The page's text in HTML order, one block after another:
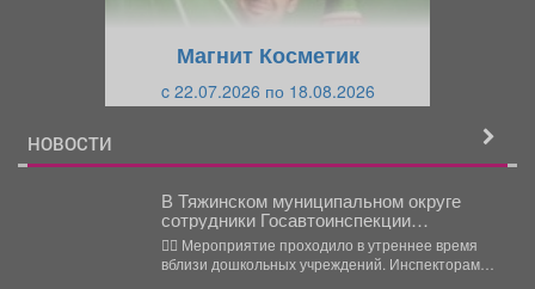
Магнит Косметик
c 22.07.2026 по 18.08.2026
НОВОСТИ
В Тяжинском муниципальном округе
сотрудники Госавтоинспекции
проверили соблюдение водителями
правил перевозки детей
👮‍♂ Мероприятие проходило в утреннее время
вблизи дошкольных учреждений. Инспекторами